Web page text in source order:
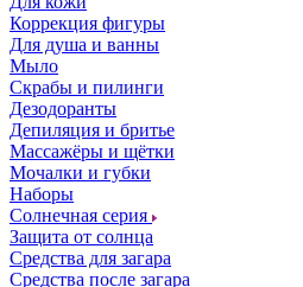
Коррекция фигуры
Для душа и ванны
Мыло
Скрабы и пилинги
Дезодоранты
Депиляция и бритье
Массажёры и щётки
Мочалки и губки
Наборы
Солнечная серия
Защита от солнца
Средства для загара
Средства после загара